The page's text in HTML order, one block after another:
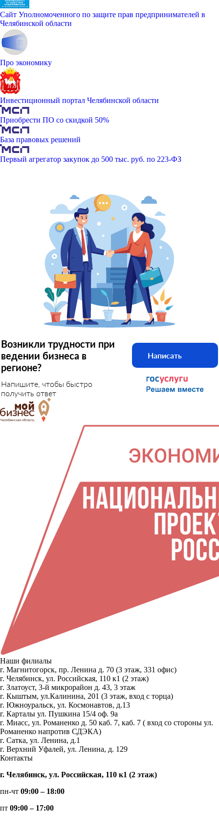
Сайт Уполномоченного по защите прав предпринимателей в
Челябинской области
Про экономику
Инвестиционный портал Челябинской области
Приобрести ПО со скидкой 50%
База правовых решений
Первый агрегатор закупок до 500 тыс. руб. по 223-ФЗ
Возникли трудности при
ведении бизнеса в
регионе?
Напишите, чтобы быстро
получить ответ
Написать
Наши филиалы
г. Магнитогорск, пр. Ленина д. 70 (3 этаж, 331 офис)
г. Челябинск, ул. Российская, 110 к1 (2 этаж)
г. Златоуст, 3-й микрорайон д. 43, 3 этаж
г. Кыштым, ул.Калинина, 201 (3 этаж, вход с торца)
г. Южноуральск, ул. Космонавтов, д.13
г. Карталы ул. Пушкина 15/4 оф. 9а
г. Миасс, ул. Романенко д. 50 каб. 7, каб. 7 ( вход со стороны ул.
Романенко напротив СДЭКА)
г. Сатка, ул. Ленина, д.1
г. Верхний Уфалей, ул. Ленина, д. 129
Контакты
г. Челябинск, ул. Российская, 110 к1 (2 этаж)
пн-чт 09:00 – 18:00
пт 09:00 – 17:00